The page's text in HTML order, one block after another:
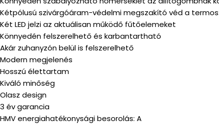
Kétpólusú szivárgóáram-védelmi megszakító véd a
Két LED jelzi az aktuálisan működő fűtőelemeket
Könnyedén felszerelhető és karbantartható
Akár zuhanyzón belül is felszerelhető
Modern megjelenés
Hosszú élettartam
Kiváló minőség
Olasz design
3 év garancia
HMV energiahatékonysági besorolás: A